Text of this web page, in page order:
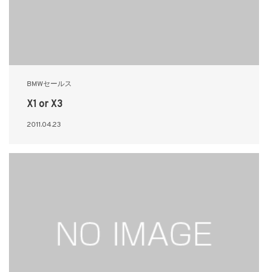
BMWセールス
X1 or X3
2011.04.23